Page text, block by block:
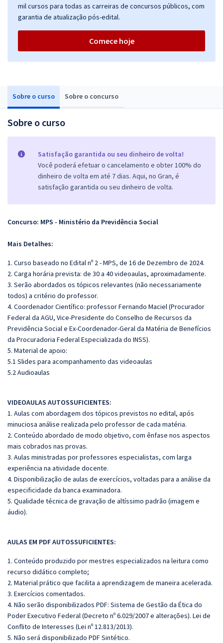
Sobre o curso Sobre o concurso
Sobre o curso
Satisfação garantida ou seu dinheiro de volta!
Você poderá efetuar o cancelamento e obter 100% do
dinheiro de volta em até 7 dias. Aqui, no Gran, é
satisfação garantida ou seu dinheiro de volta.
Concurso: MPS - Ministério da Previdência Social
Mais Detalhes:
1. Curso baseado no Edital nº 2 - MPS, de 16 de Dezembro de 2024.
2. Carga horária prevista: de 30 a 40 videoaulas, aproximadamente.
3. Serão abordados os tópicos relevantes (não necessariamente
todos) a critério do professor.
4. Coordenador Científico: professor Fernando Maciel (Procurador
Federal da AGU, Vice-Presidente do Conselho de Recursos da
Previdência Social e Ex-Coordenador-Geral da Matéria de Benefícios
da Procuradoria Federal Especializada do INSS).
5. Material de apoio:
5.1 Slides para acompanhamento das videoaulas
5.2 Audioaulas
VIDEOAULAS AUTOSSUFICIENTES:
1. Aulas com abordagem dos tópicos previstos no edital, após
minuciosa análise realizada pelo professor de cada matéria.
2. Conteúdo abordado de modo objetivo, com ênfase nos aspectos
mais cobrados nas provas.
3. Aulas ministradas por professores especialistas, com larga
experiência na atividade docente.
4. Disponibilização de aulas de exercícios, voltadas para a análise da
especificidade da banca examinadora.
5. Qualidade técnica de gravação de altíssimo padrão (imagem e
áudio).
AULAS EM PDF AUTOSSUFICIENTES:
1. Conteúdo produzido por mestres especializados na leitura como
recurso didático completo;
2. Material prático que facilita a aprendizagem de maneira acelerada.
3. Exercícios comentados.
4. Não serão disponibilizados PDF: Sistema de Gestão da Ética do
Poder Executivo Federal (Decreto nº 6.029/2007 e alterações). Lei de
Conflito de Interesses (Lei nº 12.813/2013).
5. Não será disponibilizado PDF Sintético.
mil cursos para todas as carreiras de concursos públicos, com
garantia de atualização pós-edital.
Comece hoje